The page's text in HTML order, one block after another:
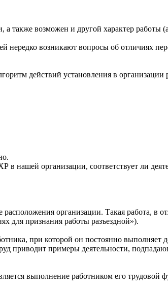
также возможен и другой характер работы
нередко возникают вопросы об отличиях
действий установления в организации
нашей организации, соответствует ли
организации. Такая работа, в
для признания работы разъездной»).
при которой он постоянно выполняет
приводит примеры деятельности,
выполнение работником его